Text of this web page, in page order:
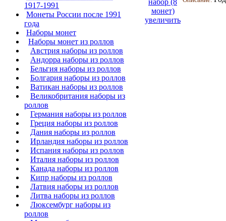
1917-1991
Монеты России после 1991
года
Наборы монет
Наборы монет из роллов
Австрия наборы из роллов
Андорра наборы из роллов
Бельгия наборы из роллов
Болгария наборы из роллов
Ватикан наборы из роллов
Великобритания наборы из
роллов
Германия наборы из роллов
Греция наборы из роллов
Дания наборы из роллов
Ирландия наборы из роллов
Испания наборы из роллов
Италия наборы из роллов
Канада наборы из роллов
Кипр наборы из роллов
Латвия наборы из роллов
Литва наборы из роллов
Люксембург наборы из
роллов
увеличить